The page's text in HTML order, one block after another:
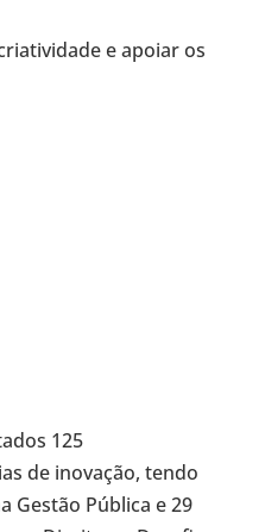
e apoiar os
125
de inovação, tendo
Gestão Pública e 29